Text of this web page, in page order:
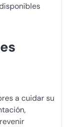
a cuidar su